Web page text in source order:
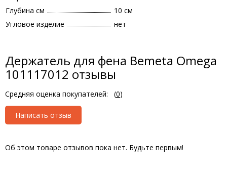
Глубина см
10 см
Угловое изделие
нет
Держатель для фена Bemeta Omega
101117012 отзывы
Средняя оценка покупателей: (0)
Написать отзыв
Об этом товаре отзывов пока нет. Будьте первым!